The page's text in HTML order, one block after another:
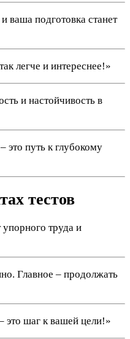
ваша подготовка станет
легче и интереснее!»
и настойчивость в
это путь к глубокому
тестов
упорного труда и
Главное – продолжать
это шаг к вашей цели!»